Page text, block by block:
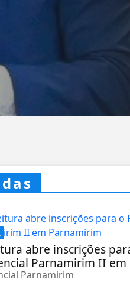
abre inscrições
Parnamirim II
Parnamirim